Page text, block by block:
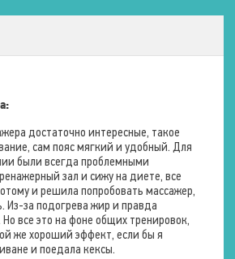
Тепловой
Ягодицы
Бёдра
Икры
Проводной
достаточно интересные, такое
сам пояс мягкий и удобный. Для
были всегда проблемными
зал и сижу на диете, все
и решила попробовать массажер,
Из-за подогрева жир и правда
все это на фоне общих тренировок,
же хороший эффект, если бы я
и поедала кексы.